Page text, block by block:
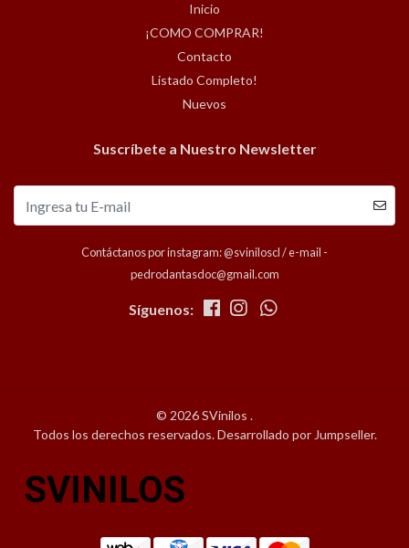
Inicio
¡COMO COMPRAR!
Contacto
Listado Completo!
Nuevos
Suscríbete a Nuestro Newsletter
Contáctanos por instagram: @sviniloscl / e-mail -
pedrodantasdoc@gmail.com
Síguenos:
© 2026 SVinilos .
Todos los derechos reservados.Desarrollado por Jumpseller.
SVINILOS